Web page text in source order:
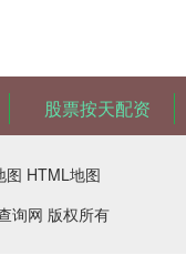
股票按天配资
图 HTML地图
询网 版权所有